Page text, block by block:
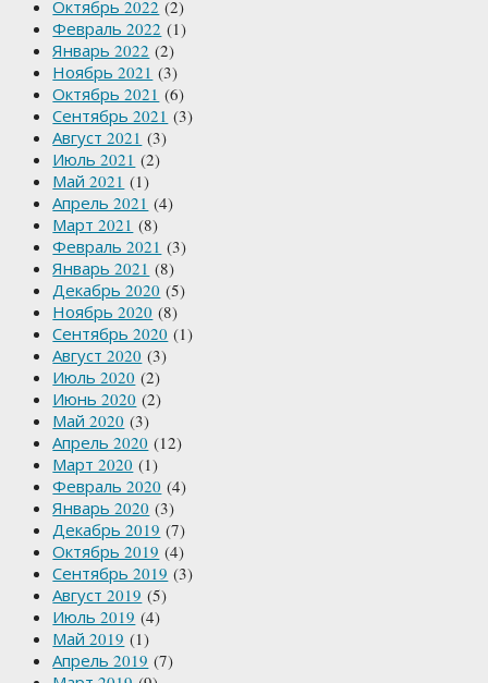
Октябрь 2022 (2)
Февраль 2022 (1)
Январь 2022 (2)
Ноябрь 2021 (3)
Октябрь 2021 (6)
Сентябрь 2021 (3)
Август 2021 (3)
Июль 2021 (2)
Май 2021 (1)
Апрель 2021 (4)
Март 2021 (8)
Февраль 2021 (3)
Январь 2021 (8)
Декабрь 2020 (5)
Ноябрь 2020 (8)
Сентябрь 2020 (1)
Август 2020 (3)
Июль 2020 (2)
Июнь 2020 (2)
Май 2020 (3)
Апрель 2020 (12)
Март 2020 (1)
Февраль 2020 (4)
Январь 2020 (3)
Декабрь 2019 (7)
Октябрь 2019 (4)
Сентябрь 2019 (3)
Август 2019 (5)
Июль 2019 (4)
Май 2019 (1)
Апрель 2019 (7)